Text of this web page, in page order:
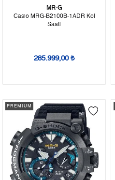
MR-G
Casio MRG-B2100B-1ADR Kol
Saati
285.999,00 ₺
PREMIUM